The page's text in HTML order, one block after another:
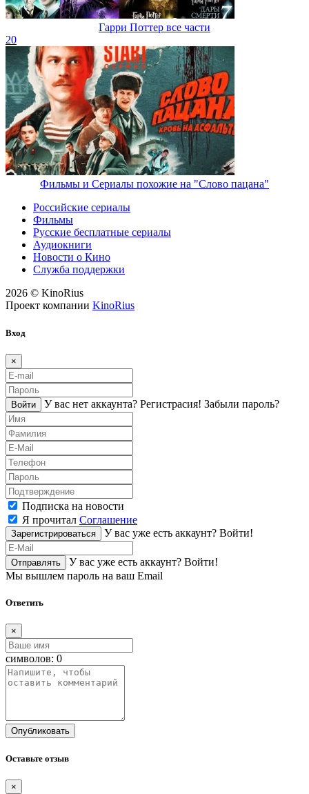
Гарри Поттер все части
20
Фильмы и Сериалы похожие на "Слово пацана"
Российские сериалы
Фильмы
Русские бесплатные сериалы
Аудиокниги
Новости о Кино
Служба поддержки
2026 © KinoRius
Проект компании KinoRius
Вход
×
Войти У вас нет аккаунта? Регистраcия! Забыли пароль?
Подписка на новости
Я прочитал Соглашение
Зарегистрироваться У вас уже есть аккаунт? Войти!
Отправлять У вас уже есть аккаунт? Войти!
Мы вышлем пароль на ваш Email
Ответить
×
символов: 0
Опубликовать
Оставьте отзыв
×